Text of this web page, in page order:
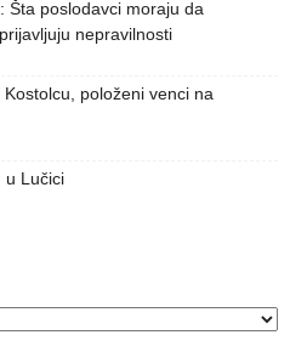
Šta poslodavci moraju da
nepravilnosti
položeni venci na
u Lučici